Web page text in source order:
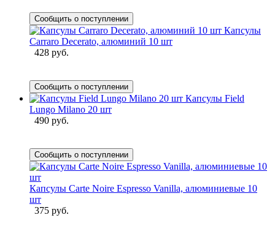
Сообщить о поступлении
Капсулы
Carraro Decerato, алюминий 10 шт
428 руб.
Сообщить о поступлении
Капсулы Field
Lungo Milano 20 шт
490 руб.
Сообщить о поступлении
Капсулы Carte Noire Espresso Vanilla, алюминиевые 10
шт
375 руб.